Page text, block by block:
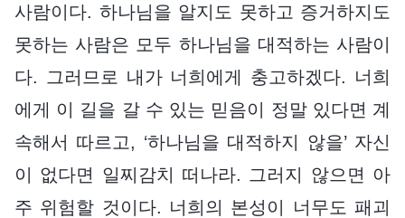
사람이다. 하나님을 알지도 못하고 증거하지도
못하는 사람은 모두 하나님을 대적하는 사람이
다. 그러므로 내가 너희에게 충고하겠다. 너희
에게 이 길을 갈 수 있는 믿음이 정말 있다면 계
속해서 따르고, ‘하나님을 대적하지 않을’ 자신
이 없다면 일찌감치 떠나라. 그러지 않으면 아
주 위험할 것이다. 너희의 본성이 너무도 패괴